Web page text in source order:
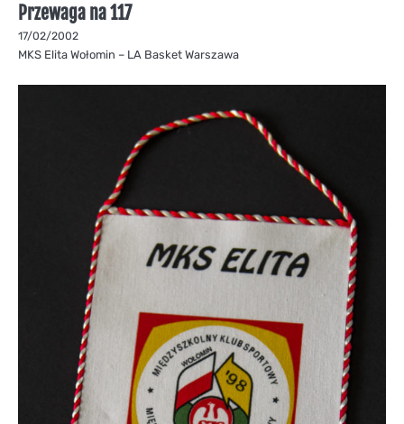
Przewaga na 117
17/02/2002
MKS Elita Wołomin – LA Basket Warszawa